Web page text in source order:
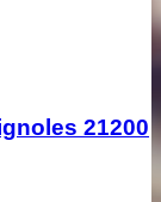
21200